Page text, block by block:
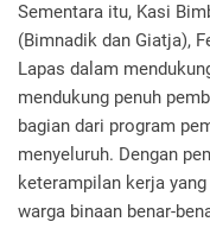
Sementara itu, Kasi
(Bimnadik dan Giatja),
Lapas dalam
mendukung penuh
bagian dari program
menyeluruh. Dengan
keterampilan kerja
warga binaan benar-